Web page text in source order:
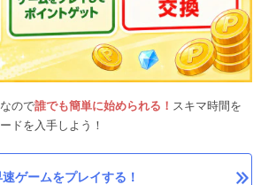
ので誰でも簡単に始められる！ スキマ時間を
ドを入手しよう！
速ゲームをプレイする！